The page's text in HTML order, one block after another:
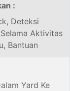
:
Deteksi
Aktivitas
Bantuan
Yard Ke